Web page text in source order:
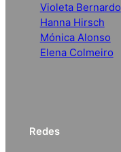
Violeta Bernardo
Hanna Hirsch
Mónica Alonso
Elena Colmeiro
Redes